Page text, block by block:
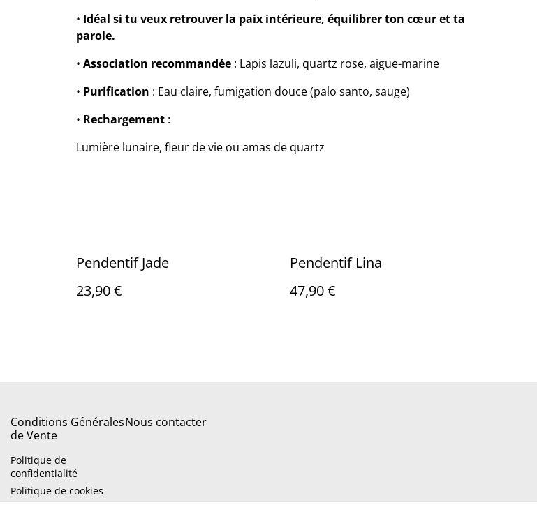
• Idéal si tu veux retrouver la paix intérieure, équilibrer ton cœur et ta
parole.
• Association recommandée : Lapis lazuli, quartz rose, aigue-marine
• Purification : Eau claire, fumigation douce (palo santo, sauge)
• Rechargement :
Lumière lunaire, fleur de vie ou amas de quartz
Pendentif Jade
23,90 €
Pendentif Lina
47,90 €
Conditions Générales
de Vente
Politique de
confidentialité
Politique de cookies
Nous contacter